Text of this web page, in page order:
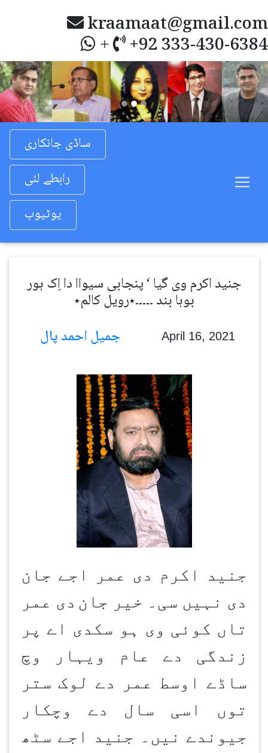
kraamaat@gmail.com
+ +92 333-430-6384
Previous
ساڈی جانکاری
رابطے لئی
یوٹیوب
جنید اکرم وی گیا ‘ پنجابی سیواا دا اِک ہور
بوہا بند ۔۔۔۔۔٭رویل کالم٭
April 16, 2021
جنید اکرم دی عمر اجے جان
دی نہیں سی۔ خیر جان دی عمر
تاں کوئی وی ہو سکدی اے پر
زندگی دے عام ویہار وچ
ساڈے اوسط عمر دے لوک ستر
توں اسی سال دے وچکار
جیوندے نیں۔ جنید اجے سٹھ